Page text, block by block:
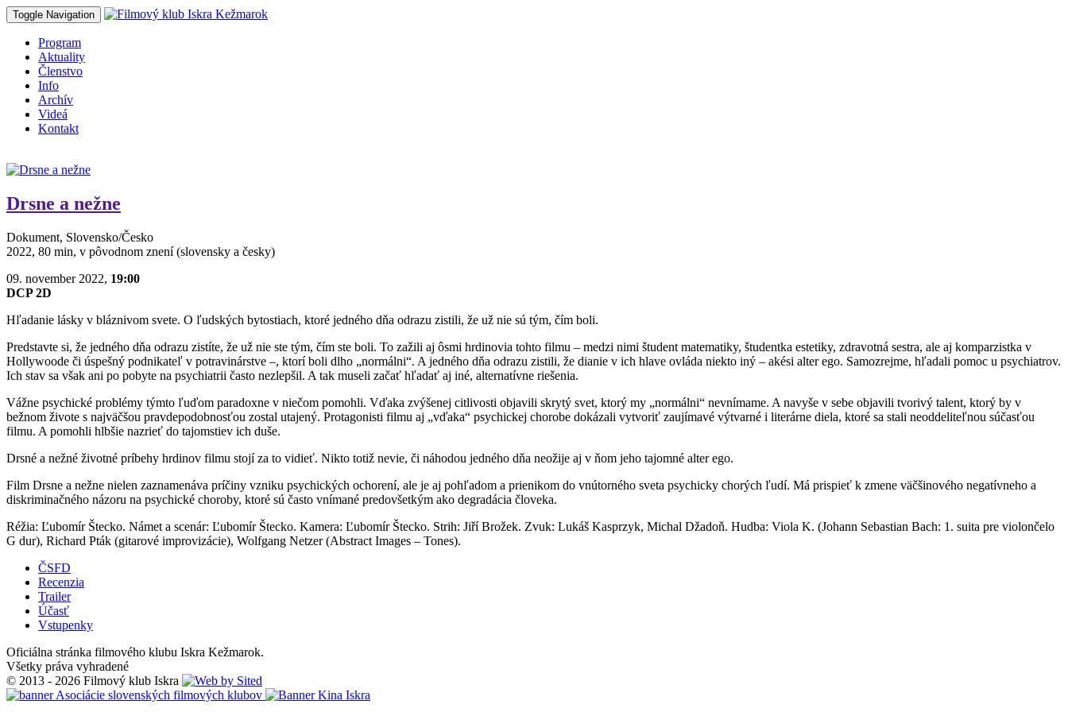
Toggle Navigation
Program
Aktuality
Členstvo
Info
Archív
Videá
Kontakt
Drsne a nežne
Dokument, Slovensko/Česko
2022, 80 min, v pôvodnom znení (slovensky a česky)
09. november 2022, 19:00
DCP 2D
Hľadanie lásky v bláznivom svete. O ľudských bytostiach, ktoré jedného dňa odrazu zistili, že už nie sú tým, čím boli.
Predstavte si, že jedného dňa odrazu zistíte, že už nie ste tým, čím ste boli. To zažili aj ôsmi hrdinovia tohto filmu – medzi nimi študent matematiky, študentka estetiky, zdravotná sestra, ale aj komparzistka v
Hollywoode či úspešný podnikateľ v potravinárstve –, ktorí boli dlho „normálni“. A jedného dňa odrazu zistili, že dianie v ich hlave ovláda niekto iný – akési alter ego. Samozrejme, hľadali pomoc u psychiatrov.
Ich stav sa však ani po pobyte na psychiatrii často nezlepšil. A tak museli začať hľadať aj iné, alternatívne riešenia.
Vážne psychické problémy týmto ľuďom paradoxne v niečom pomohli. Vďaka zvýšenej citlivosti objavili skrytý svet, ktorý my „normálni“ nevnímame. A navyše v sebe objavili tvorivý talent, ktorý by v
bežnom živote s najväčšou pravdepodobnosťou zostal utajený. Protagonisti filmu aj „vďaka“ psychickej chorobe dokázali vytvoriť zaujímavé výtvarné i literárne diela, ktoré sa stali neoddeliteľnou súčasťou
filmu. A pomohli hlbšie nazrieť do tajomstiev ich duše.
Drsné a nežné životné príbehy hrdinov filmu stojí za to vidieť. Nikto totiž nevie, či náhodou jedného dňa neožije aj v ňom jeho tajomné alter ego.
Film Drsne a nežne nielen zaznamenáva príčiny vzniku psychických ochorení, ale je aj pohľadom a prienikom do vnútorného sveta psychicky chorých ľudí. Má prispieť k zmene väčšinového negatívneho a
diskriminačného názoru na psychické choroby, ktoré sú často vnímané predovšetkým ako degradácia človeka.
Réžia: Ľubomír Štecko. Námet a scenár: Ľubomír Štecko. Kamera: Ľubomír Štecko. Strih: Jiří Brožek. Zvuk: Lukáš Kasprzyk, Michal Džadoň. Hudba: Viola K. (Johann Sebastian Bach: 1. suita pre violončelo
G dur), Richard Pták (gitarové improvizácie), Wolfgang Netzer (Abstract Images – Tones).
ČSFD
Recenzia
Trailer
Účasť
Vstupenky
Oficiálna stránka filmového klubu Iskra Kežmarok.
Všetky práva vyhradené
© 2013 - 2026 Filmový klub Iskra